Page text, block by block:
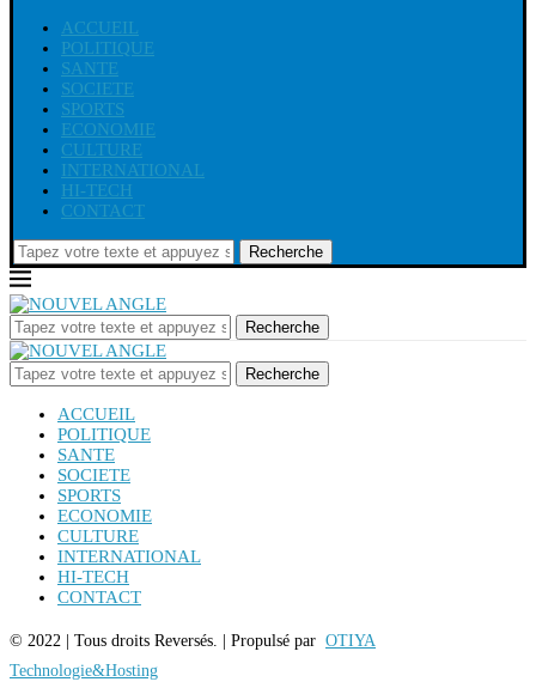
ACCUEIL
POLITIQUE
SANTE
SOCIETE
SPORTS
ECONOMIE
CULTURE
INTERNATIONAL
HI-TECH
CONTACT
Recherche
Recherche
Recherche
ACCUEIL
POLITIQUE
SANTE
SOCIETE
SPORTS
ECONOMIE
CULTURE
INTERNATIONAL
HI-TECH
CONTACT
© 2022 | Tous droits Reversés. | Propulsé par OTIYA
Technologie&Hosting